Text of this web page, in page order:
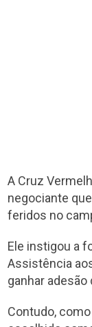
A Cruz
negociante
feridos no
Ele instigou a
Assistência
ganhar
Contudo,